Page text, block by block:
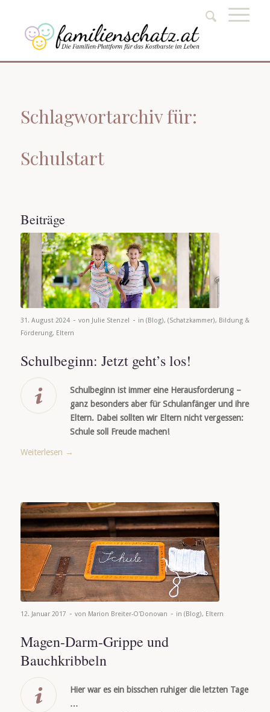
Schlagwortarchiv für:
Schulstart
Beiträge
31. August 2024 - von Julie Stenzel - in (Blog), (Schatzkammer), Bildung &
Förderung, Eltern
Schulbeginn: Jetzt geht’s los!
Schulbeginn ist immer eine Herausforderung –
ganz besonders aber für Schulanfänger und ihre
Eltern. Dabei sollten wir Eltern nicht vergessen:
Schule soll Freude machen!
Weiterlesen →
12. Januar 2017 - von Marion Breiter-O'Donovan - in (Blog), Eltern
Magen-Darm-Grippe und
Bauchkribbeln
Hier war es ein bisschen ruhiger die letzten Tage
…